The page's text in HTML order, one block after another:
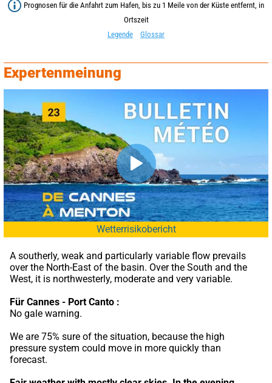
Prognosen für die Anfahrt zum Hafen, bis zu 1 Meile von der Küste entfernt, in
Ortszeit
Legende
Glossar
Expertenmeinung
Wetterrisikobericht
A southerly, weak and particularly variable flow prevails
over the North-East of the basin. Over the South and the
West, it is northwesterly, moderate and very variable.
Für Cannes - Port Canto :
No gale warning.
We are 75% sure of the situation, because the high
pressure system could move in more quickly than
forecast.